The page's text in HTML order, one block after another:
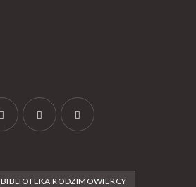
BIBLIOTEKA RODZIMOWIERCY